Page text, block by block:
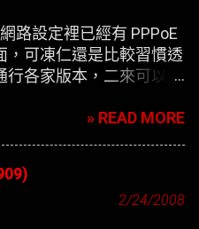
路設定裡已經有 PPPoE
，可凍仁還是比較習慣透
行各家版本，二來可以在
» READ MORE
2/24/2008